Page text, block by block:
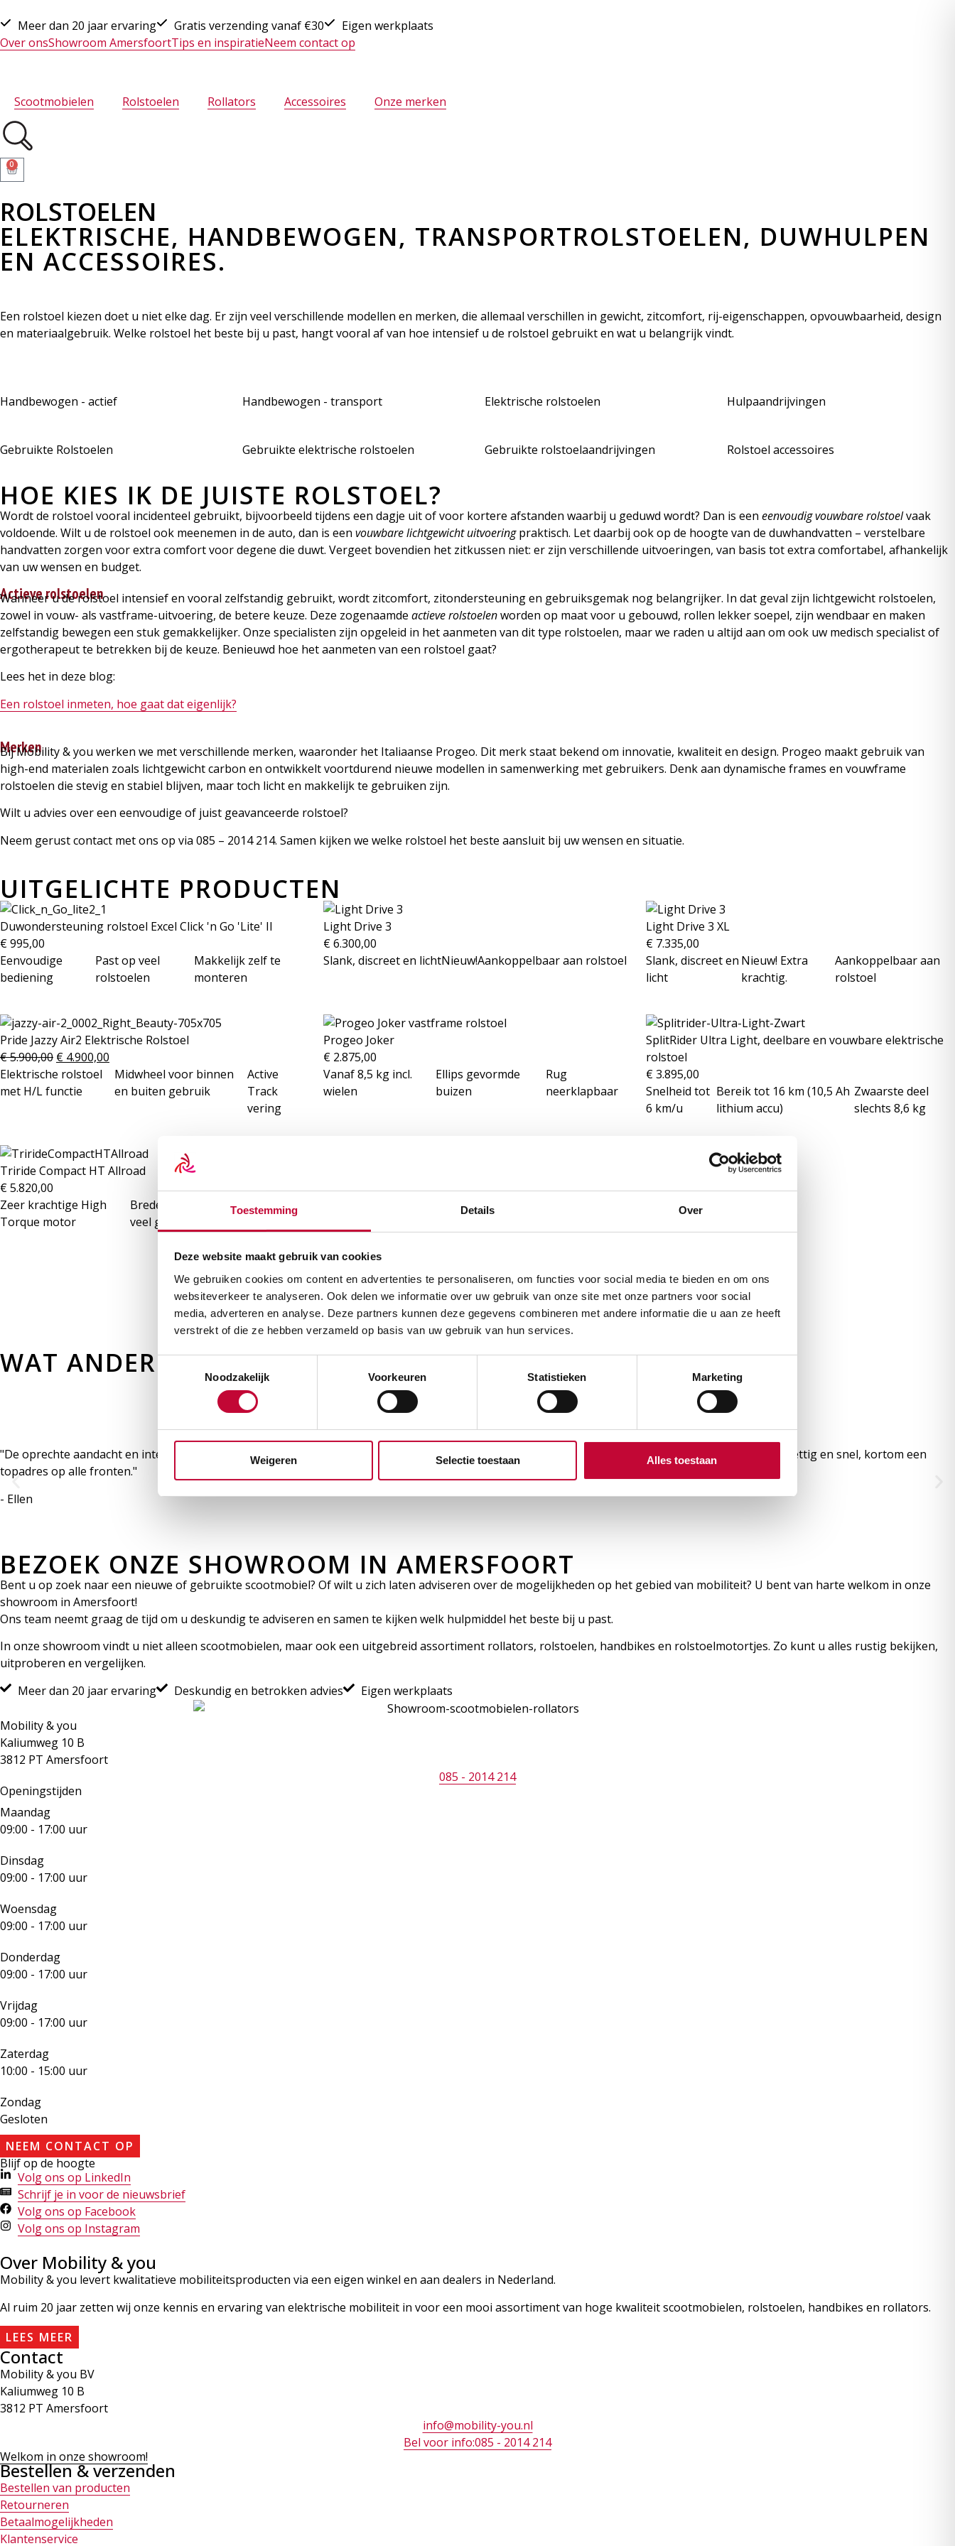
Toestemming Details Over
Deze website maakt gebruik van cookies
We gebruiken cookies om content en advertenties te personaliseren, om functies voor social media te bieden en om ons
websiteverkeer te analyseren. Ook delen we informatie over uw gebruik van onze site met onze partners voor social
media, adverteren en analyse. Deze partners kunnen deze gegevens combineren met andere informatie die u aan ze heeft
verstrekt of die ze hebben verzameld op basis van uw gebruik van hun services.
Noodzakelijk
Voorkeuren Statistieken Marketing
Weigeren Selectie toestaan Alles toestaan
Meer dan 20 jaar ervaring Gratis verzending vanaf €30
Eigen werkplaats
Over onsShowroom AmersfoortTips en inspiratieNeem contact op
Scootmobielen Rolstoelen Rollators Accessoires Onze merken
0
ROLSTOELEN
ELEKTRISCHE, HANDBEWOGEN, TRANSPORTROLSTOELEN, DUWHULPEN
EN ACCESSOIRES.
Een rolstoel kiezen doet u niet elke dag. Er zijn veel verschillende modellen en merken, die allemaal verschillen in gewicht, zitcomfort, rij-eigenschappen, opvouwbaarheid, design
en materiaalgebruik. Welke rolstoel het beste bij u past, hangt vooral af van hoe intensief u de rolstoel gebruikt en wat u belangrijk vindt.
Handbewogen - actief Handbewogen - transport Elektrische rolstoelen Hulpaandrijvingen
Gebruikte Rolstoelen Gebruikte elektrische rolstoelen Gebruikte rolstoelaandrijvingen Rolstoel accessoires
HOE KIES IK DE JUISTE ROLSTOEL?
Wordt de rolstoel vooral incidenteel gebruikt, bijvoorbeeld tijdens een dagje uit of voor kortere afstanden waarbij u geduwd wordt? Dan is een eenvoudig vouwbare rolstoelvaak
voldoende. Wilt u de rolstoel ook meenemen in de auto, dan is een vouwbarelichtgewicht uitvoeringpraktisch. Let daarbij ook op de hoogte van de duwhandvatten – verstelbare
handvatten zorgen voor extra comfort voor degene die duwt. Vergeet bovendien het zitkussen niet: er zijn verschillende uitvoeringen, van basis tot extra comfortabel, afhankelijk
van uw wensen en budget.
Actieve rolstoelen
Wanneer u de rolstoel intensief en vooral zelfstandig gebruikt, wordt zitcomfort, zitondersteuning en gebruiksgemak nog belangrijker. In dat geval zijn lichtgewicht rolstoelen,
zowel in vouw- als vastframe-uitvoering, de betere keuze. Deze zogenaamde actieve rolstoelenworden op maat voor u gebouwd, rollen lekker soepel, zijn wendbaar en maken
zelfstandig bewegen een stuk gemakkelijker. Onze specialisten zijn opgeleid in het aanmeten van dit type rolstoelen, maar we raden u altijd aan om ook uw medisch specialist of
ergotherapeut te betrekken bij de keuze. Benieuwd hoe het aanmeten van een rolstoel gaat?
Lees het in deze blog:
Een rolstoel inmeten, hoe gaat dat eigenlijk?
Merken
Bij Mobility & you werken we met verschillende merken, waaronder het Italiaanse Progeo. Dit merk staat bekend om innovatie, kwaliteit en design. Progeo maakt gebruik van
high-end materialen zoals lichtgewicht carbon en ontwikkelt voortdurend nieuwe modellen in samenwerking met gebruikers. Denk aan dynamische frames en vouwframe
rolstoelen die stevig en stabiel blijven, maar toch licht en makkelijk te gebruiken zijn.
Wilt u advies over een eenvoudige of juist geavanceerde rolstoel?
Neem gerust contact met ons op via 085 – 2014 214. Samen kijken we welke rolstoel het beste aansluit bij uw wensen en situatie.
UITGELICHTE PRODUCTEN
Duwondersteuning rolstoel Excel Click 'n Go 'Lite' II
€995,00
Eenvoudige
bediening
Past op veel
rolstoelen
Makkelijk zelf te
monteren
Light Drive 3
€6.300,00
Slank, discreet en lichtNieuw!Aankoppelbaar aan rolstoel
Light Drive 3 XL
€ 7.335,00
Slank, discreet en
licht
Nieuw! Extra
krachtig.
Aankoppelbaar aan
rolstoel
Pride Jazzy Air2 Elektrische Rolstoel
€5.900,00 € 4.900,00
Elektrische rolstoel
met H/L functie
Midwheel voor binnen
en buiten gebruik
Active
Track
vering
Progeo Joker
€2.875,00
Vanaf 8,5 kg incl.
wielen
Ellips gevormde
buizen
Rug
neerklapbaar
SplitRider Ultra Light, deelbare en vouwbare elektrische
rolstoel
€3.895,00
Snelheid tot
6 km/u
Bereik tot 16 km (10,5 Ah
lithium accu)
Zwaarste deel
slechts 8,6 kg
Triride Compact HT Allroad
€5.820,00
Zeer krachtige High
Torque motor
Brede band voor
veel grip
Max snelheid
WAT ANDEREN ZEGGEN
"De oprechte aandacht en interesse in mijn beperkingen resulteerde in een puik en eerlijk advies. Met recht maatwerk. Ook de afhandeling verliep prettig en snel, kortom een
topadres op alle fronten."
- Ellen
BEZOEK ONZE SHOWROOM IN AMERSFOORT
Bent u op zoek naar een nieuwe of gebruikte scootmobiel? Of wilt u zich laten adviseren over de mogelijkheden op het gebied van mobiliteit? U bent van harte welkom in onze
showroom in Amersfoort!
Ons team neemt graag de tijd om u deskundig te adviseren en samen te kijken welk hulpmiddel het beste bij u past.
In onze showroom vindt u niet alleen scootmobielen, maar ook een uitgebreid assortiment rollators, rolstoelen, handbikes en rolstoelmotortjes. Zo kunt u alles rustig bekijken,
uitproberen en vergelijken.
Meer dan 20 jaar ervaring
Deskundig en betrokken advies Eigen werkplaats
Mobility & you
Kaliumweg 10 B
3812 PT Amersfoort
085 - 2014 214
Openingstijden
Maandag
09:00 - 17:00 uur
Dinsdag
09:00 - 17:00 uur
Woensdag
09:00 - 17:00 uur
Donderdag
09:00 - 17:00 uur
Vrijdag
09:00 - 17:00 uur
Zaterdag
10:00 - 15:00 uur
Zondag
Gesloten
NEEM CONTACT OP
Blijf op de hoogte
Volg ons op LinkedIn
Schrijf je in voor de nieuwsbrief
Volg ons op Facebook
Volg ons op Instagram
Over Mobility & you
Mobility & you levert kwalitatieve mobiliteitsproducten via een eigen winkel en aan dealers in Nederland.
Al ruim 20 jaar zetten wij onze kennis en ervaring van elektrische mobiliteit in voor een mooi assortiment van hoge kwaliteit scootmobielen, rolstoelen, handbikes en rollators.
LEES MEER
Contact
Mobility & you BV
Kaliumweg 10 B
3812 PT Amersfoort
info@mobility-you.nl
Bel voor info:085 - 2014 214
Welkom in onze showroom!
Bestellen & verzenden
Bestellen van producten
Retourneren
Betaalmogelijkheden
Klantenservice